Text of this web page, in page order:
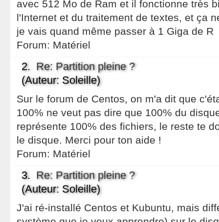
avec 512 Mo de Ram et il fonctionne très
l'Internet et du traitement de textes, et ça
je vais quand même passer à 1 Giga de R
Forum: Matériel
2. Re: Partition pleine ?
(Auteur: Soleille)
Sur le forum de Centos, on m'a dit que
100% ne veut pas dire que 100% du
représente 100% des fichiers, le reste te
le disque. Merci pour ton aide !
Forum: Matériel
3. Re: Partition pleine ?
(Auteur: Soleille)
J'ai ré-installé Centos et Kubuntu, mais